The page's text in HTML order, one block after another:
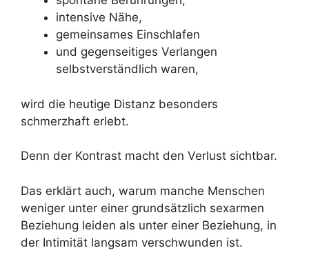
intensive Nähe,
gemeinsames Einschlafen
und gegenseitiges Verlangen
selbstverständlich waren,
wird die heutige Distanz besonders
schmerzhaft erlebt.
Denn der Kontrast macht den Verlust sichtbar.
Das erklärt auch, warum manche Menschen
weniger unter einer grundsätzlich sexarmen
Beziehung leiden als unter einer Beziehung, in
der Intimität langsam verschwunden ist.